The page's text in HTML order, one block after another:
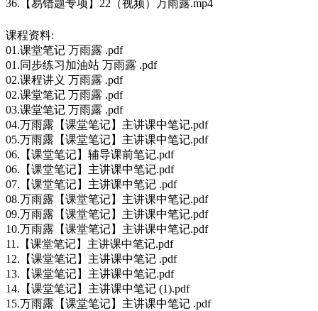
36.【易错题专项】22（视频）万雨露.mp4
课程资料:
01.课堂笔记 万雨露 .pdf
01.同步练习加油站 万雨露 .pdf
02.课程讲义 万雨露 .pdf
02.课堂笔记 万雨露 .pdf
03.课堂笔记 万雨露 .pdf
04.万雨露【课堂笔记】主讲课中笔记.pdf
05.万雨露【课堂笔记】主讲课中笔记.pdf
06.【课堂笔记】辅导课前笔记.pdf
06.【课堂笔记】主讲课中笔记.pdf
07.【课堂笔记】主讲课中笔记 .pdf
08.万雨露【课堂笔记】主讲课中笔记.pdf
09.万雨露【课堂笔记】主讲课中笔记.pdf
10.万雨露【课堂笔记】主讲课中笔记.pdf
11.【课堂笔记】主讲课中笔记.pdf
12.【课堂笔记】主讲课中笔记 .pdf
13.【课堂笔记】主讲课中笔记.pdf
14.【课堂笔记】主讲课中笔记 (1).pdf
15.万雨露【课堂笔记】主讲课中笔记 .pdf